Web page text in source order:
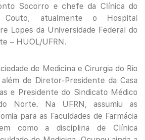
Socorro e chefe da Clínica do
Couto, atualmente o Hospital
Lopes da Universidade Federal do
– HUOL/UFRN.
de Medicina e Cirurgia do Rio
de Diretor-Presidente da Casa
e Presidente do Sindicato Médico
Norte. Na UFRN, assumiu as
para as Faculdades de Farmácia
como a disciplina de Clínica